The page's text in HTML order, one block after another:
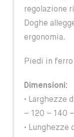
regolazione
Doghe
ergonomia.
Piedi in
Dimensioni:
• Larghezze
– 120 – 140
•